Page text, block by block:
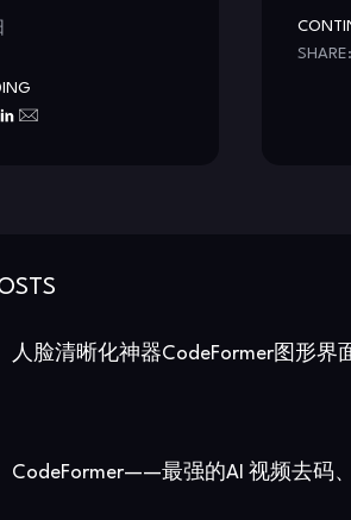
人脸清晰化神器CodeFormer图形
CodeFormer——最强的AI 视频去码